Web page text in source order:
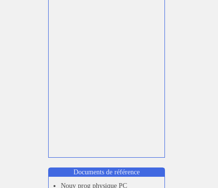
Documents de référence
Nouv prog physique PC